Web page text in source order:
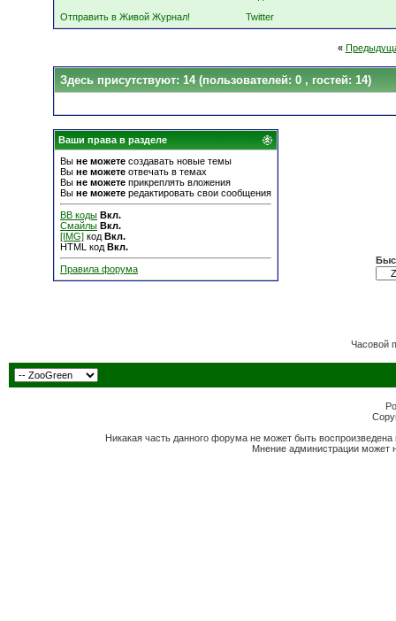
Отправить в Живой Журнал!
Twitter
«
Здесь присутствуют: 14 (пользователей: 0 , гостей: 14)
Ваши права в разделе
Вы не можете создавать новые темы
Вы не можете отвечать в темах
Вы не можете прикреплять вложения
Вы не можете редактировать свои сообщения
BB коды Вкл.
Смайлы Вкл.
[IMG] код Вкл.
HTML код Вкл.
Правила форума
Часовой
Никакая часть данного форума не может быть
Мнение администрации может